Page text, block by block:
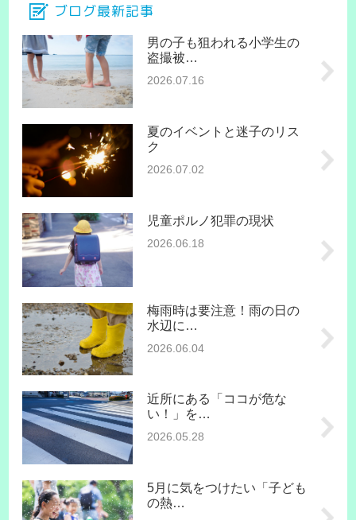
ブログ最新記事
男の子も狙われる小学生の
盗撮被…
2026.07.16
夏のイベントと迷子のリス
ク
2026.07.02
児童ポルノ犯罪の現状
2026.06.18
梅雨時は要注意！雨の日の
水辺に…
2026.06.04
近所にある「ココが危な
い！」を…
2026.05.28
5月に気をつけたい「子ども
の熱…